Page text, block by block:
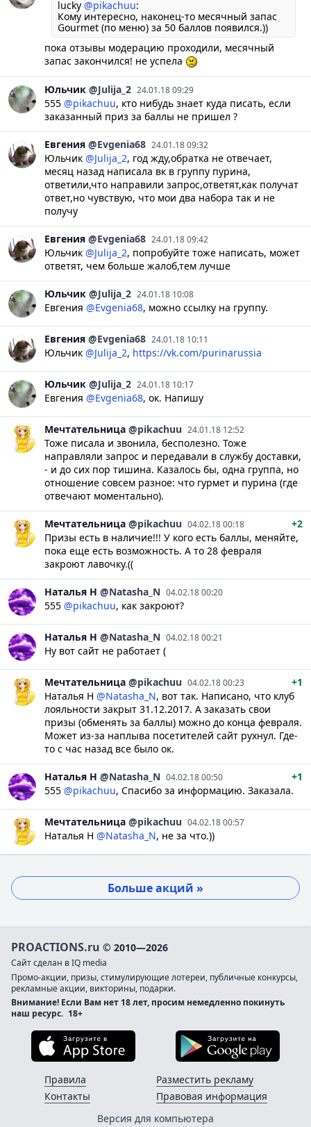
lucky @pikachuu:
Кому интересно, наконец-то месячный запас
Gourmet (по меню) за 50 баллов появился.))
пока отзывы модерацию проходили, месячный
запас закончился! не успела
Юльчик @Julija_2 24.01.18 09:29
555 @pikachuu, кто нибудь знает куда писать, если
заказанный приз за баллы не пришел ?
Евгения @Evgenia68 24.01.18 09:32
Юльчик @Julija_2, год жду,обратка не отвечает,
месяц назад написала вк в группу пурина,
ответили,что направили запрос,ответят,как получат
ответ,но чувствую, что мои два набора так и не
получу
Евгения @Evgenia68 24.01.18 09:42
Юльчик @Julija_2, попробуйте тоже написать, может
ответят, чем больше жалоб,тем лучше
Юльчик @Julija_2 24.01.18 10:08
Евгения @Evgenia68, можно ссылку на группу.
Евгения @Evgenia68 24.01.18 10:11
Юльчик @Julija_2, https://vk.com/purinarussia
Юльчик @Julija_2 24.01.18 10:17
Евгения @Evgenia68, ок. Напишу
Мечтательница @pikachuu 24.01.18 12:52
Тоже писала и звонила, бесполезно. Тоже
направляли запрос и передавали в службу доставки,
- и до сих пор тишина. Казалось бы, одна группа, но
отношение совсем разное: что гурмет и пурина (где
отвечают моментально).
Мечтательница @pikachuu 04.02.18 00:18
+2
Призы есть в наличие!!! У кого есть баллы, меняйте,
пока еще есть возможность. А то 28 февраля
закроют лавочку.((
Наталья Н @Natasha_N 04.02.18 00:20
555 @pikachuu, как закроют?
Наталья Н @Natasha_N 04.02.18 00:21
Ну вот сайт не работает (
Мечтательница @pikachuu 04.02.18 00:23
+1
Наталья Н @Natasha_N, вот так. Написано, что клуб
лояльности закрыт 31.12.2017. А заказать свои
призы (обменять за баллы) можно до конца февраля.
Может из-за наплыва посетителей сайт рухнул. Где-
то с час назад все было ок.
Наталья Н @Natasha_N 04.02.18 00:50
+1
555 @pikachuu, Спасибо за информацию. Заказала.
Мечтательница @pikachuu 04.02.18 00:57
Наталья Н @Natasha_N, не за что.))
Больше акций »
PROACTIONS.ru © 2010—2026
Сайт сделан в IQ media
Промо-акции, призы, стимулирующие лотереи, публичные конкурсы,
рекламные акции, викторины, подарки.
Внимание! Если Вам нет 18 лет, просим немедленно покинуть
наш ресурс. 18+
Загрузите в App Store
Правила
Контакты
Разместить рекламу
Правовая информация
Версия для компьютера